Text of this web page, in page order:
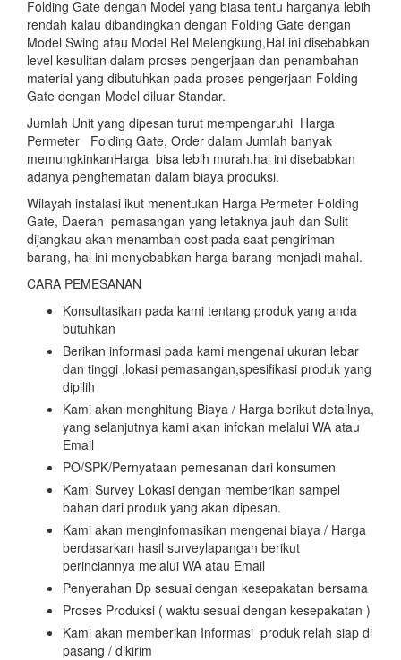
Folding Gate dengan Model yang biasa tentu harganya lebih
rendah kalau dibandingkan dengan Folding Gate dengan
Model Swing atau Model Rel Melengkung,Hal ini disebabkan
level kesulitan dalam proses pengerjaan dan penambahan
material yang dibutuhkan pada proses pengerjaan Folding
Gate dengan Model diluar Standar.
Jumlah Unit yang dipesan turut mempengaruhi Harga
Permeter Folding Gate, Order dalam Jumlah banyak
memungkinkanHarga bisa lebih murah,hal ini disebabkan
adanya penghematan dalam biaya produksi.
Wilayah instalasi ikut menentukan Harga Permeter Folding
Gate, Daerah pemasangan yang letaknya jauh dan Sulit
dijangkau akan menambah cost pada saat pengiriman
barang, hal ini menyebabkan harga barang menjadi mahal.
CARA PEMESANAN
Konsultasikan pada kami tentang produk yang anda
butuhkan
Berikan informasi pada kami mengenai ukuran lebar
dan tinggi ,lokasi pemasangan,spesifikasi produk yang
dipilih
Kami akan menghitung Biaya / Harga berikut detailnya,
yang selanjutnya kami akan infokan melalui WA atau
Email
PO/SPK/Pernyataan pemesanan dari konsumen
Kami Survey Lokasi dengan memberikan sampel
bahan dari produk yang akan dipesan.
Kami akan menginfomasikan mengenai biaya / Harga
berdasarkan hasil surveylapangan berikut
perinciannya melalui WA atau Email
Penyerahan Dp sesuai dengan kesepakatan bersama
Proses Produksi ( waktu sesuai dengan kesepakatan )
Kami akan memberikan Informasi produk relah siap di
pasang / dikirim